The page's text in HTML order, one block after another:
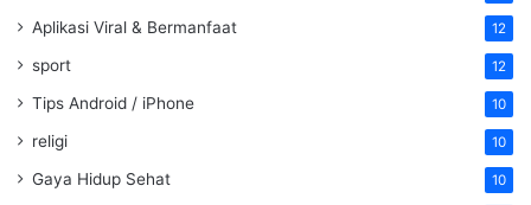
Aplikasi Viral & Bermanfaat 12
sport 12
Tips Android / iPhone 10
religi 10
Gaya Hidup Sehat 10